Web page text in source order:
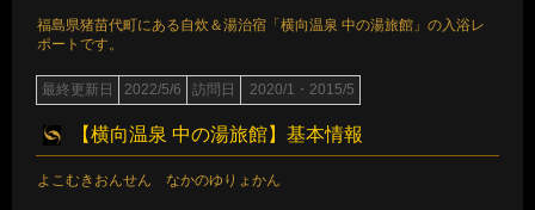
福島県猪苗代町にある自炊＆湯治宿「横向温泉 中の湯旅館」の入浴レ
ポートです。
最終更新日 2022/5/6 訪問日 2020/1・2015/5
【横向温泉 中の湯旅館】基本情報
よこむきおんせん なかのゆりょかん